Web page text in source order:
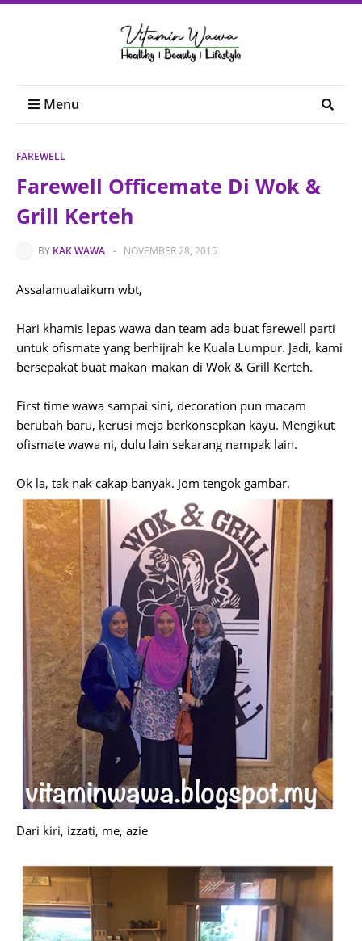
Menu
FAREWELL
Farewell Officemate Di Wok &
Grill Kerteh
BY KAK WAWA - NOVEMBER 28, 2015
Assalamualaikum wbt,
Hari khamis lepas wawa dan team ada buat farewell parti
untuk ofismate yang berhijrah ke Kuala Lumpur. Jadi, kami
bersepakat buat makan-makan di Wok & Grill Kerteh.
First time wawa sampai sini, decoration pun macam
berubah baru, kerusi meja berkonsepkan kayu. Mengikut
ofismate wawa ni, dulu lain sekarang nampak lain.
Ok la, tak nak cakap banyak. Jom tengok gambar.
Dari kiri, izzati, me, azie